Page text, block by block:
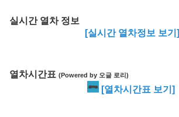
실시간 열차 정보
[실시간 열차정보 보기]
열차시간표 (Powered by 오글 로리)
[열차시간표 보기]